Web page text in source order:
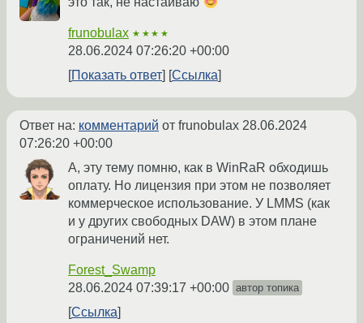
frunobulax ★★★★
28.06.2024 07:26:20 +00:00
Показать ответ
Ссылка
Ответ на: комментарий от frunobulax 28.06.2024
07:26:20 +00:00
А, эту тему помню, как в WinRaR обходишь
оплату. Но лицензия при этом не позволяет
коммерческое использование. У LMMS (как
и у других свободных DAW) в этом плане
ограничений нет.
Forest_Swamp
28.06.2024 07:39:17 +00:00 автор топика
Ссылка